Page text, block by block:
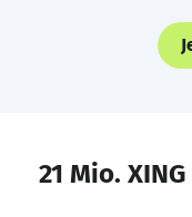
21 Mio.